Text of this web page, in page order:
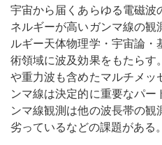
宇宙から届くあらゆる電磁
ネルギーが高いガンマ線の
ルギー天体物理学・宇宙論
術領域に波及効果をもたらす
や重力波も含めたマルチメ
ンマ線は決定的に重要なパ
ンマ線観測は他の波長帯の
劣っているなどの課題がある。